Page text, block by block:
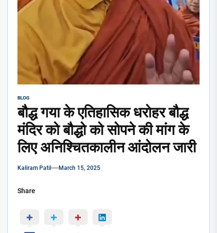
BLOG
बौद्ध गया के एतिहासिक धरोहर बौद्ध
मंदिर को बौद्धो को सोपने की मांग के
लिए अनिश्चितकालीन आंदोलन जारी
Kaliram Patil March 15, 2025
Share